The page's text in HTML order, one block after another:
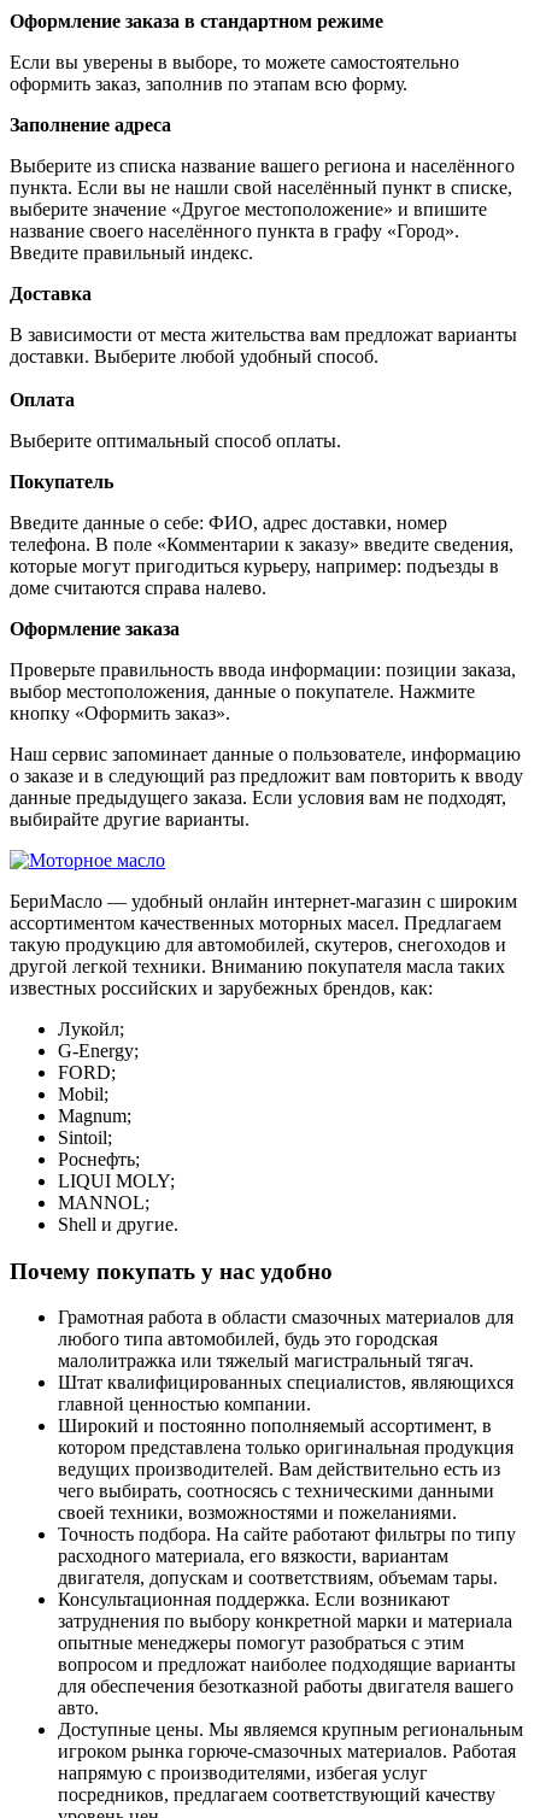
Оформление заказа в стандартном режиме
Если вы уверены в выборе, то можете самостоятельно
оформить заказ, заполнив по этапам всю форму.
Заполнение адреса
Выберите из списка название вашего региона и населённого
пункта. Если вы не нашли свой населённый пункт в списке,
выберите значение «Другое местоположение» и впишите
название своего населённого пункта в графу «Город».
Введите правильный индекс.
Доставка
В зависимости от места жительства вам предложат варианты
доставки. Выберите любой удобный способ.
Оплата
Выберите оптимальный способ оплаты.
Покупатель
Введите данные о себе: ФИО, адрес доставки, номер
телефона. В поле «Комментарии к заказу» введите сведения,
которые могут пригодиться курьеру, например: подъезды в
доме считаются справа налево.
Оформление заказа
Проверьте правильность ввода информации: позиции заказа,
выбор местоположения, данные о покупателе. Нажмите
кнопку «Оформить заказ».
Наш сервис запоминает данные о пользователе, информацию
о заказе и в следующий раз предложит вам повторить к вводу
данные предыдущего заказа. Если условия вам не подходят,
выбирайте другие варианты.
БериМасло — удобный онлайн интернет-магазин с широким
ассортиментом качественных моторных масел. Предлагаем
такую продукцию для автомобилей, скутеров, снегоходов и
другой легкой техники. Вниманию покупателя масла таких
известных российских и зарубежных брендов, как:
Лукойл;
G-Energy;
FORD;
Mobil;
Magnum;
Sintoil;
Роснефть;
LIQUI MOLY;
MANNOL;
Shell и другие.
Почему покупать у нас удобно
Грамотная работа в области смазочных материалов для
любого типа автомобилей, будь это городская
малолитражка или тяжелый магистральный тягач.
Штат квалифицированных специалистов, являющихся
главной ценностью компании.
Широкий и постоянно пополняемый ассортимент, в
котором представлена только оригинальная продукция
ведущих производителей. Вам действительно есть из
чего выбирать, соотносясь с техническими данными
своей техники, возможностями и пожеланиями.
Точность подбора. На сайте работают фильтры по типу
расходного материала, его вязкости, вариантам
двигателя, допускам и соответствиям, объемам тары.
Консультационная поддержка. Если возникают
затруднения по выбору конкретной марки и материала
опытные менеджеры помогут разобраться с этим
вопросом и предложат наиболее подходящие варианты
для обеспечения безотказной работы двигателя вашего
авто.
Доступные цены. Мы являемся крупным региональным
игроком рынка горюче-смазочных материалов. Работая
напрямую с производителями, избегая услуг
посредников, предлагаем соответствующий качеству